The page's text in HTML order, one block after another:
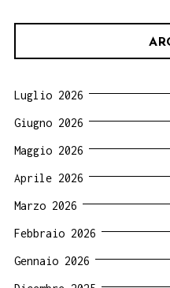
Luglio 2026
Giugno 2026
Maggio 2026
Aprile 2026
Marzo 2026
Febbraio 2026
Gennaio 2026